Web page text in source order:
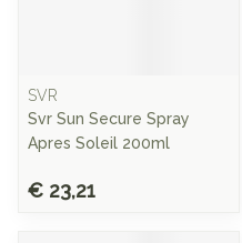
SVR
Svr Sun Secure Spray
Apres Soleil 200ml
€ 23,21